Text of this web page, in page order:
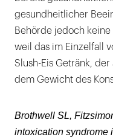
gesundheitlicher
Behörde jedoch
weil das im Einzelfall
Slush-Eis Getränk,
dem Gewicht des
Brothwell SL,
intoxication syndrome